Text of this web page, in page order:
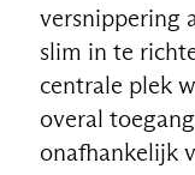
versnippering
slim in te
centrale plek
overal
onafhankelijk